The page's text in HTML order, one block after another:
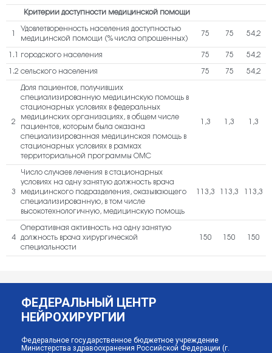
Критерии доступности медицинской помощи
Удовлетворенность населения доступностью
медицинской помощи (% числа опрошенных)
75 75 54,2
1.1 городского населения 75 75 54,2
1.2 сельского населения 75 75 54,2
2
Доля пациентов, получивших
специализированную медицинскую помощь в
стационарных условиях в федеральных
медицинских организациях, в общем числе
пациентов, которым была оказана
специализированная медицинская помощь в
стационарных условиях в рамках
территориальной программы ОМС
1,3 1,3 1,3
3
Число случаев лечения в стационарных
условиях на одну занятую должность врача
медицинского подразделения, оказывающего
специализированную, в том числе
высокотехнологичную, медицинскую помощь
113,3 113,3 113,3
4
Оперативная активность на одну занятую
должность врача хирургической
специальности
150 150 150
ФЕДЕРАЛЬНЫЙ ЦЕНТР
НЕЙРОХИРУРГИИ
Федеральное государственное бюджетное учреждение
Министерства здравоохранения Российской Федерации (г.